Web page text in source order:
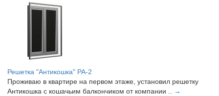
Решетка "Антикошка" РА-2
Проживаю в квартире на первом этаже, установил решетку
Антикошка с кошачьим балкончиком от компании ..
→